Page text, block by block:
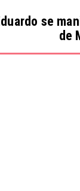
se
de